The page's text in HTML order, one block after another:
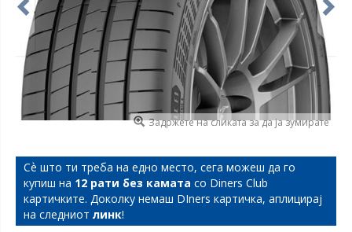
Задржете на сликата за да ја зумирате
Сѐ што ти треба на едно место, сега можеш да го
купиш на 12 рати без камата со Diners Club
картичките. Доколку немаш DIners картичка, аплицирај
на следниот линк!